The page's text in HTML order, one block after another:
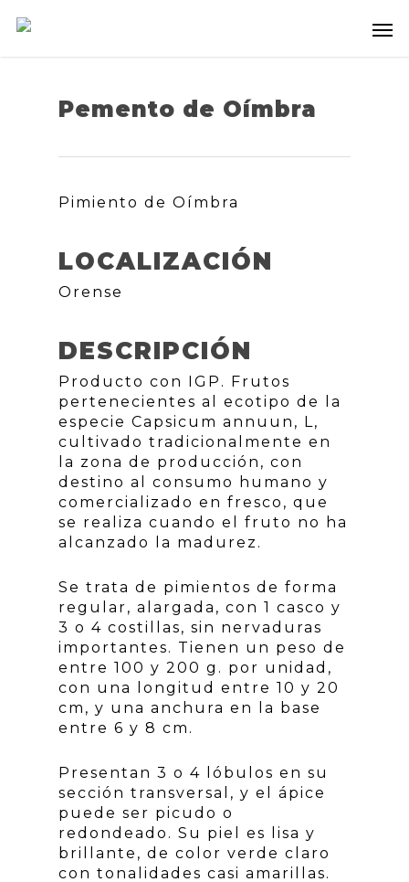
Pemento de Oímbra
Pimiento de Oímbra
LOCALIZACIÓN
Orense
DESCRIPCIÓN
Producto con IGP. Frutos
pertenecientes al ecotipo de la
especie Capsicum annuun, L,
cultivado tradicionalmente en
la zona de producción, con
destino al consumo humano y
comercializado en fresco, que
se realiza cuando el fruto no ha
alcanzado la madurez.
Se trata de pimientos de forma
regular, alargada, con 1 casco y
3 o 4 costillas, sin nervaduras
importantes. Tienen un peso de
entre 100 y 200 g. por unidad,
con una longitud entre 10 y 20
cm, y una anchura en la base
entre 6 y 8 cm.
Presentan 3 o 4 lóbulos en su
sección transversal, y el ápice
puede ser picudo o
redondeado. Su piel es lisa y
brillante, de color verde claro
con tonalidades casi amarillas.